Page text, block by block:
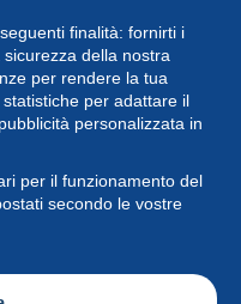
finalità: fornirti i
della nostra
per rendere la tua
per adattare il
personalizzata in
per il funzionamento del
secondo le vostre